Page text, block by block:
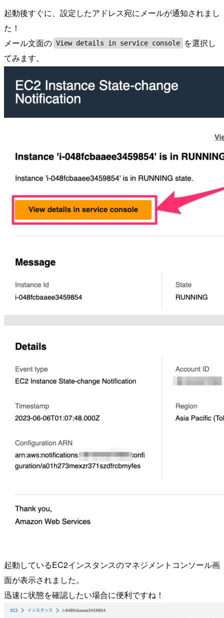
起動後すぐに、設定したアドレス宛にメールが通知されまし
た！
メール文面の View details in service console
を選択し
てみます。
起動しているEC2インスタンスのマネジメントコンソール画
面が表示されました。
迅速に状態を確認したい場合に便利ですね！